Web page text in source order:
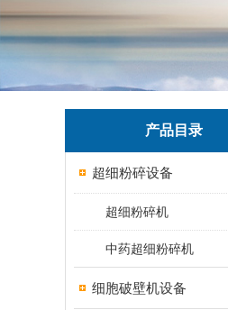
产品目录
超细粉碎设备
超细粉碎机
中药超细粉碎机
细胞破壁机设备